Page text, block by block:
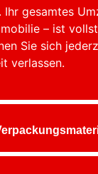
Ihr gesamtes
– ist
Sie sich
verlassen.